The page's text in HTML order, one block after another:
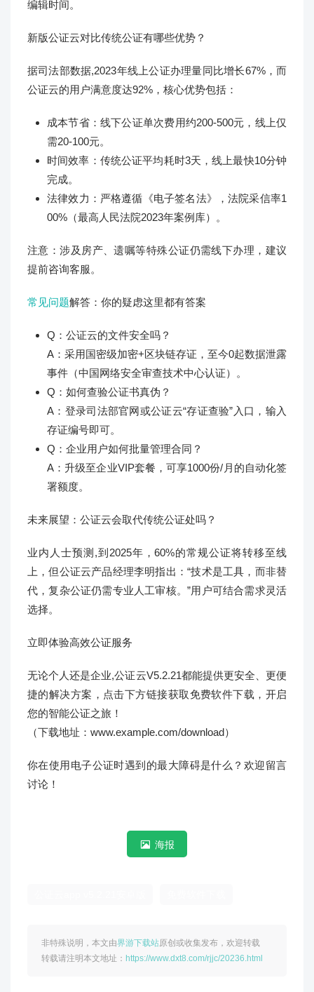
编辑时间。
新版公证云对比传统公证有哪些优势？
据司法部数据,2023年线上公证办理量同比增长67%，而
公证云的用户满意度达92%，核心优势包括：
成本节省：线下公证单次费用约200-500元，线上仅
需20-100元。
时间效率：传统公证平均耗时3天，线上最快10分钟
完成。
法律效力：严格遵循《电子签名法》，法院采信率1
00%（最高人民法院2023年案例库）。
注意：涉及房产、遗嘱等特殊公证仍需线下办理，建议
提前咨询客服。
常见问题解答：你的疑虑这里都有答案
Q：公证云的文件安全吗？
A：采用国密级加密+区块链存证，至今0起数据泄露
事件（中国网络安全审查技术中心认证）。
Q：如何查验公证书真伪？
A：登录司法部官网或公证云“存证查验”入口，输入
存证编号即可。
Q：企业用户如何批量管理合同？
A：升级至企业VIP套餐，可享1000份/月的自动化签
署额度。
未来展望：公证云会取代传统公证处吗？
业内人士预测,到2025年，60%的常规公证将转移至线
上，但公证云产品经理李明指出：“技术是工具，而非替
代，复杂公证仍需专业人工审核。”用户可结合需求灵活
选择。
立即体验高效公证服务
无论个人还是企业,公证云V5.2.21都能提供更安全、更便
捷的解决方案，点击下方链接获取免费软件下载，开启
您的智能公证之旅！
（下载地址：www.example.com/download）
你在使用电子公证时遇到的最大障碍是什么？欢迎留言
讨论！
海报
非特殊说明，本文由界游下载站原创或收集发布，欢迎转载
转载请注明本文地址： https://www.dxt8.com/rjjc/20236.html